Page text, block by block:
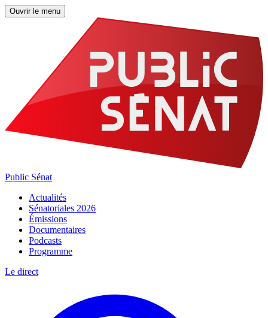
Ouvrir le menu
Public Sénat
Actualités
Sénatoriales 2026
Émissions
Documentaires
Podcasts
Programme
Le direct